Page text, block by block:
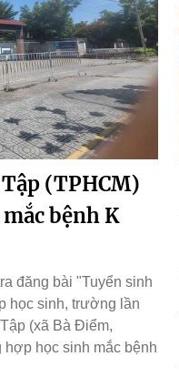
(TPHCM)
bệnh K
đăng bài "Tuyển sinh
học sinh, trường lần
(xã Bà Điểm,
học sinh mắc bệnh